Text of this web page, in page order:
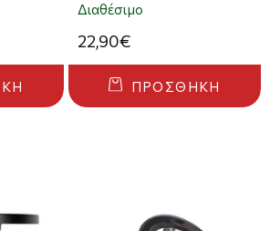
Διαθέσιμο
22,90€
ΠΡΟΣΘΉΚΗ